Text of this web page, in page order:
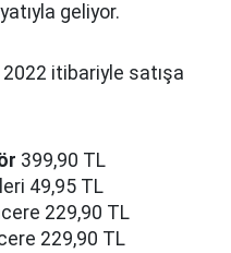
geliyor.
itibariyle satışa
399,90 TL
49,95 TL
229,90 TL
229,90 TL